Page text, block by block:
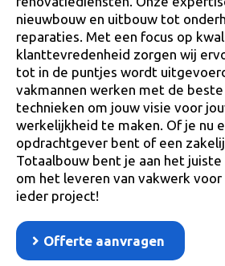
nieuwbouw en uitbouw tot
reparaties. Met een focus op
klanttevredenheid zorgen wij
tot in de puntjes wordt
vakmannen werken met de
technieken om jouw visie voor
werkelijkheid te maken. Of je nu
opdrachtgever bent of een
Totaalbouw bent je aan het
om het leveren van vakwerk
ieder project!
Offerte aanvragen